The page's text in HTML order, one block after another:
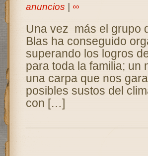
anuncios
∞
Una vez más el grupo
Blas ha conseguido
superando los logros
para toda la familia; un
una carpa que nos
posibles sustos del
con […]